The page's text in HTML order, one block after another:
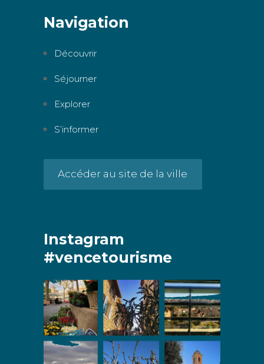
Navigation
Découvrir
Séjourner
Explorer
S’informer
Accéder au site de la ville
Instagram
#vencetourisme